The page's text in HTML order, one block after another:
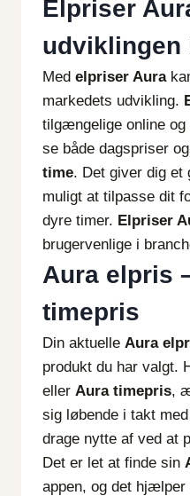
Elpriser
udviklingen
Med elpriser Aura
markedets udvikling.
tilgængelige online og
se både dagspriser og
time. Det giver dig et
muligt at tilpasse dit
dyre timer. Elpriser
brugervenlige i
Aura elpris
timepris
Din aktuelle Aura
produkt du har valgt.
eller Aura timepris,
sig løbende i takt
drage nytte af ved at
Det er let at finde sin
appen, og det hjælper